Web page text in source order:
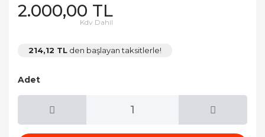
2.000,00 TL
Kdv Dahil
214,12 TL den başlayan taksitlerle!
Adet